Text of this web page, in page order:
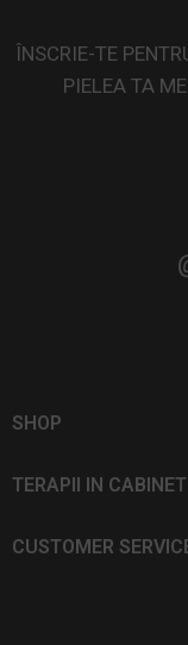
ÎNSCRIE-TE
PIELEA TA
SHOP
TERAPII IN CABINET
CUSTOMER